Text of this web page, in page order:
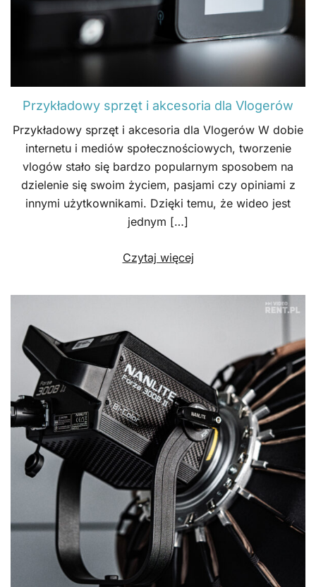
Przykładowy sprzęt i akcesoria dla Vlogerów
Przykładowy sprzęt i akcesoria dla Vlogerów W dobie
internetu i mediów społecznościowych, tworzenie
vlogów stało się bardzo popularnym sposobem na
dzielenie się swoim życiem, pasjami czy opiniami z
innymi użytkownikami. Dzięki temu, że wideo jest
jednym […]
Czytaj więcej